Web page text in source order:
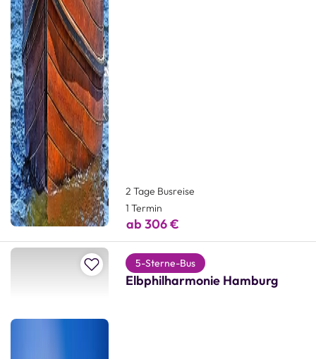
2 Tage Busreise
1 Termin
ab 306 €
Zur Merkliste hinzufügen
5-Sterne-Bus
Elbphilharmonie Hamburg